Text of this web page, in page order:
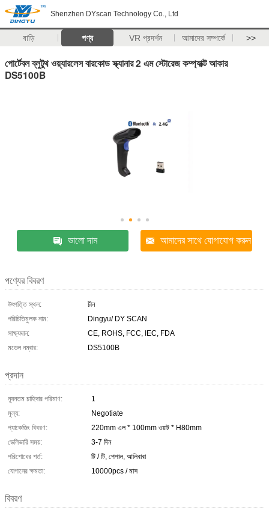
Shenzhen DYscan Technology Co., Ltd
বাড়ি পণ্য VR প্রদর্শন আমাদের সম্পর্কে >>
পোর্টেবল ব্লুটুথ ওয়্যারলেস বারকোড স্ক্যানার 2 এম স্টোরেজ কম্প্যাক্ট আকার
DS5100B
ভালো দাম আমাদের সাথে যোগাযোগ করুন
পণ্যের বিবরণ
উৎপত্তি স্থল:
চীন
পরিচিতিমুলক নাম:
Dingyu/ DY SCAN
সাক্ষ্যদান:
CE, ROHS, FCC, IEC, FDA
মডেল নম্বার:
DS5100B
প্রদান
ন্যূনতম চাহিদার পরিমাণ:
1
মূল্য:
Negotiate
প্যাকেজিং বিবরণ:
220mm এল * 100mm ওয়াট * H80mm
ডেলিভারি সময়:
3-7 দিন
পরিশোধের শর্ত:
টি / টি, পেপাল, আলিবাবা
যোগানের ক্ষমতা:
10000pcs / মাস
বিবরণ